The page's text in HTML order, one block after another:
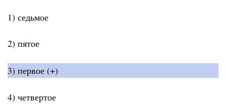
1) седьмое
2) пятое
3) первое (+)
4) четвертое